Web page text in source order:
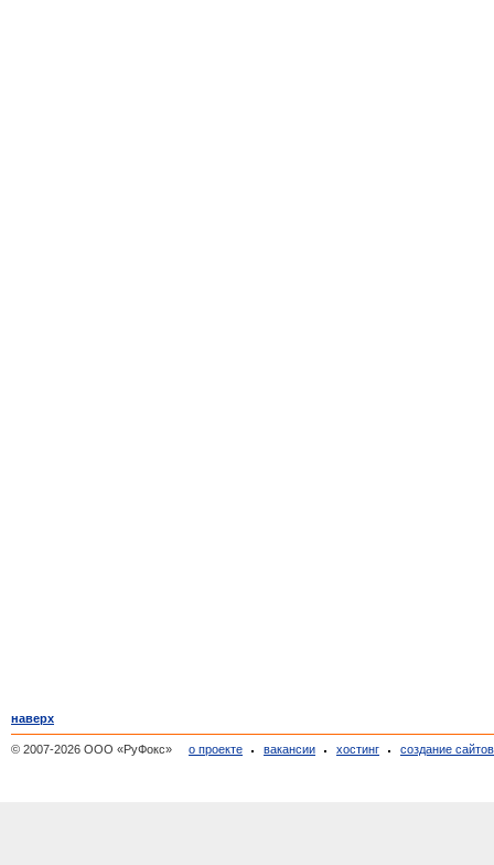
наверх
© 2007-2026 ООО «РуФокс» о проекте вакансии хостинг создание сайтов